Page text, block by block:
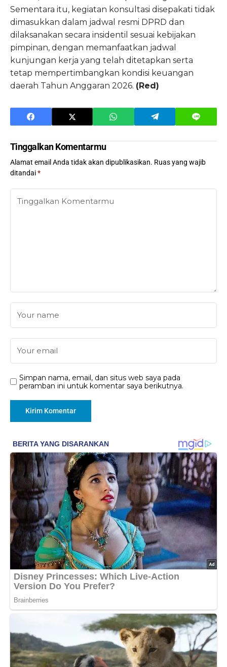
Sementara itu, kegiatan konsultasi disepakati tidak
dimasukkan dalam jadwal resmi DPRD dan
dilaksanakan secara insidentil sesuai kebijakan
pimpinan, dengan memanfaatkan jadwal
kunjungan kerja yang telah ditetapkan serta
tetap mempertimbangkan kondisi keuangan
daerah Tahun Anggaran 2026. (Red)
Tinggalkan Komentarmu
Alamat email Anda tidak akan dipublikasikan. Ruas yang wajib
ditandai*
Simpan nama, email, dan situs web saya pada
peramban ini untuk komentar saya berikutnya.